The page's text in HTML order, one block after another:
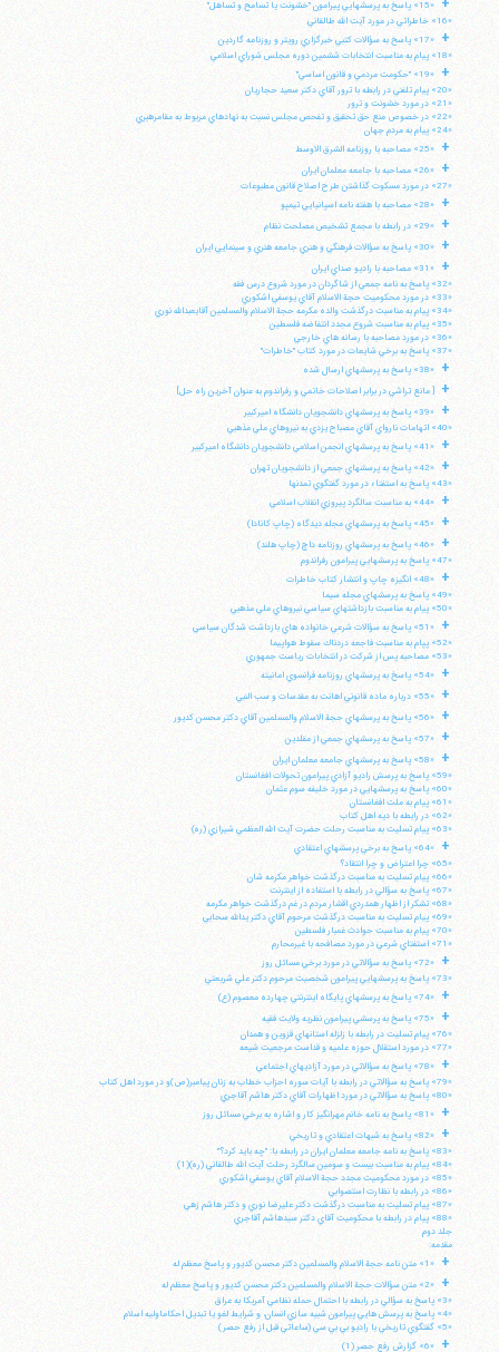
«15» پاسخ به پرسشهايي پيرامون "خشونت يا تسامح و تساهل"
«16» خاطراتي در مورد آيت الله طالقاني
+
«17» پاسخ به سؤالات كتبي خبرگزاري رويتر و روزنامه گاردين
«18» پيام به مناسبت انتخابات ششمين دوره مجلس شوراي اسلامي
+
«19» "حكومت مردمي و قانون اساسي"
«20» پيام تلفني در رابطه با ترور آقاي دكتر سعيد حجاريان
«21» در مورد خشونت و ترور
«22» در خصوص منع حق تحقيق و تفحص مجلس نسبت به نهادهاي مربوط به مقامرهبري
«24» پيام به مردم جهان
+ «25» مصاحبه با روزنامه الشرق الاوسط
+
«26» مصاحبه با جامعه معلمان ايران
«27» در مورد مسكوت گذاشتن طرح اصلاح قانون مطبوعات
+ «28» مصاحبه با هفته نامه اسپانيايي تيمپو
+ «29» در رابطه با مجمع تشخيص مصلحت نظام
+ «30» پاسخ به سؤالات فرهنگي و هنري جامعه هنري و سينمايي ايران
+
«31» مصاحبه با راديو صداي ايران
«32» پاسخ به نامه جمعي از شاگردان در مورد شروع درس فقه
«33» در مورد محكوميت حجة الاسلام آقاي يوسفي اشكوري
«34» پيام به مناسبت درگذشت والده مكرمه حجة الاسلام والمسلمين آقايعبدالله نوري
«35» پيام به مناسبت شروع مجدد انتفاضه فلسطين
«36» در مورد مصاحبه با رسانه هاي خارجي
«37» پاسخ به برخي شايعات در مورد كتاب "خاطرات"
+ «38» پاسخ به پرسشهاي ارسال شده
+ [ مانع تراشي در برابر اصلاحات خاتمي و رفراندوم به عنوان آخرين راه حل]
+
«39» پاسخ به پرسشهاي دانشجويان دانشگاه اميركبير
«40» اتهامات نارواي آقاي مصباح يزدي به نيروهاي ملي مذهبي
+ «41» پاسخ به پرسشهاي انجمن اسلامي دانشجويان دانشگاه اميركبير
+
«42» پاسخ به پرسشهاي جمعي از دانشجويان تهران
«43» پاسخ به استفتاء در مورد گفتگوي تمدنها
+ «44» به مناسبت سالگرد پيروزي انقلاب اسلامي
+ «45» پاسخ به پرسشهاي مجله ديدگاه (چاپ كانادا)
+
«46» پاسخ به پرسشهاي روزنامه داچ (چاپ هلند)
«47» پاسخ به پرسشهايي پيرامون رفراندوم
+
«48» انگيزه چاپ و انتشار كتاب خاطرات
«49» پاسخ به پرسشهاي مجله سيما
«50» پيام به مناسبت بازداشتهاي سياسي نيروهاي ملي مذهبي
+
«51» پاسخ به سؤالات شرعي خانواده هاي بازداشت شدگان سياسي
«52» پپام به مناسبت فاجعه دردناك سقوط هواپيما
«53» مصاحبه پس از شركت در انتخابات رياست جمهوري
+ «54» پاسخ به پرسشهاي روزنامه فرانسوي امانيته
+ «55» درباره ماده قانوني اهانت به مقدسات و سب النبي
+ «56» پاسخ به پرسشهاي حجة الاسلام والمسلمين آقاي دكتر محسن كديور
+ «57» پاسخ به پرسشهاي جمعي از مقلدين
+
«58» پاسخ به پرسشهاي جامعه معلمان ايران
«59» پاسخ به پرسش راديو آزادي پيرامون تحولات افغانستان
«60» پاسخ به پرسشهايي در مورد خليفه سوم عثمان
«61» پيام به ملت افغانستان
«62» در رابطه با ديه اهل كتاب
«63» پيام تسليت به مناسبت رحلت حضرت آيت الله العظمي شيرازي (ره)
+
«64» پاسخ به برخي پرسشهاي اعتقادي
«65» چرا اعتراض و چرا انتقاد؟
«66» پيام تسليت به مناسبت درگذشت خواهر مكرمه شان
«67» پاسخ به سؤالي در رابطه با استفاده از اينترنت
«68» تشكر از اظهار همدردي اقشار مردم در غم درگذشت خواهر مكرمه
«69» پيام تسليت به مناسبت درگذشت مرحوم آقاي دكتر يدالله سحابي
«70» پيام به مناسبت حوادث غمبار فلسطين
«71» استفتاي شرعي در مورد مصافحه با غيرمحارم
+
«72» پاسخ به سؤالاتي در مورد برخي مسائل روز
«73» پاسخ به پرسشهايي پيرامون شخصيت مرحوم دكتر علي شريعتي
+ «74» پاسخ به پرسشهاي پايگاه اينترنتي چهارده معصوم (ع)
+
«75» پاسخ به پرسشي پيرامون نظريه ولايت فقيه
«76» پيام تسليت در رابطه با زلزله استانهاي قزوين و همدان
«77» در مورد استقلال حوزه علميه و قداست مرجعيت شيعه
+
«78» پاسخ به سؤالاتي در مورد آزاديهاي اجتماعي
«79» پاسخ به سؤالاتي در رابطه با آيات سوره احزاب خطاب به زنان پيامبر(ص)و در مورد اهل كتاب
«80» پاسخ به سؤالاتي در مورد اظهارات آقاي دكتر هاشم آقاجري
+ «81» پاسخ به نامه خانم مهرانگيز كار و اشاره به برخي مسائل روز
+
«82» پاسخ به شبهات اعتقادي و تاريخي
«83» پاسخ به نامه جامعه معلمان ايران در رابطه با: "چه بايد كرد؟"
«84» پيام به مناسبت بيست و سومين سالگرد رحلت آيت الله طالقاني (ره)(1)
«85» در مورد محكوميت مجدد حجة الاسلام آقاي يوسفي اشكوري
«86» در رابطه با نظارت استصوابي
«87» پيام تسليت به مناسبت درگذشت دكتر عليرضا نوري و دكتر هاشم زهي
«88» پيام در رابطه با محكوميت آقاي دكتر سيدهاشم آقاجري
جلد دوم
مقدمه:
+ «1» متن نامه حجة الاسلام والمسلمين دكتر محسن كديور و پاسخ معظم له
+
«2» متن سؤالات حجة الاسلام والمسلمين دكتر محسن كديور و پاسخ معظم له
«3» پاسخ به سؤالي در رابطه با احتمال حمله نظامي آمريكا به عراق
«4» پاسخ به پرسش هايي پيرامون شبيه سازي انسان، و شرايط لغو يا تبديل احكاماوليه اسلام
«5» گفتگوي تاريخي با راديو بي بي سي (ساعاتي قبل از رفع حصر)
+ «6» گزارش رفع حصر (1)